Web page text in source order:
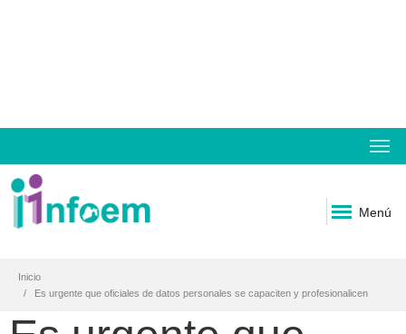
Menú
Inicio
Es urgente que oficiales de datos personales se capaciten y profesionalicen